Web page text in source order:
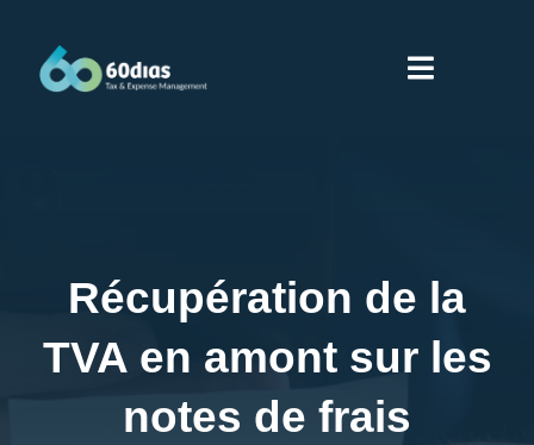
content
Toggle
Nos partenaires
Récupération de la
TVA en amont sur les
notes de frais